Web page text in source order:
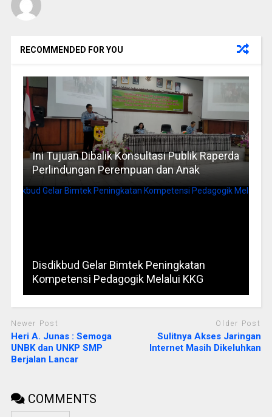
RECOMMENDED FOR YOU
Ini Tujuan Dibalik Konsultasi Publik Raperda
Perlindungan Perempuan dan Anak
Disdikbud Gelar Bimtek Peningkatan
Kompetensi Pedagogik Melalui KKG
Newer Post
Heri A. Junas : Semoga
UNBK dan UNKP SMP
Berjalan Lancar
Older Post
Sulitnya Akses Jaringan
Internet Masih Dikeluhkan
COMMENTS